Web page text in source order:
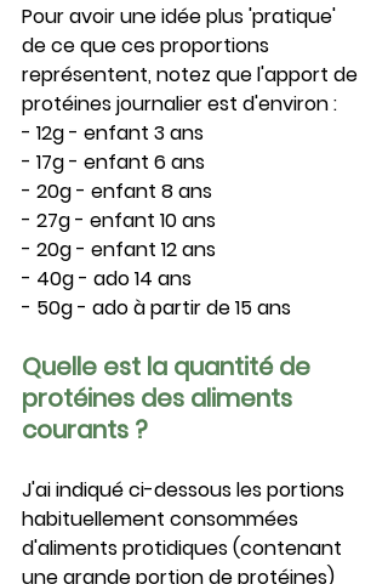
Pour avoir une idée plus 'pratique'
de ce que ces proportions
représentent, notez que l'apport de
protéines journalier est d'environ :
- 12g - enfant 3 ans
- 17g - enfant 6 ans
- 20g - enfant 8 ans
- 27g - enfant 10 ans
- 20g - enfant 12 ans
- 40g - ado 14 ans
- 50g - ado à partir de 15 ans
Quelle est la quantité de
protéines des aliments
courants ?
J'ai indiqué ci-dessous les portions
habituellement consommées
d'aliments protidiques (contenant
une grande portion de protéines)